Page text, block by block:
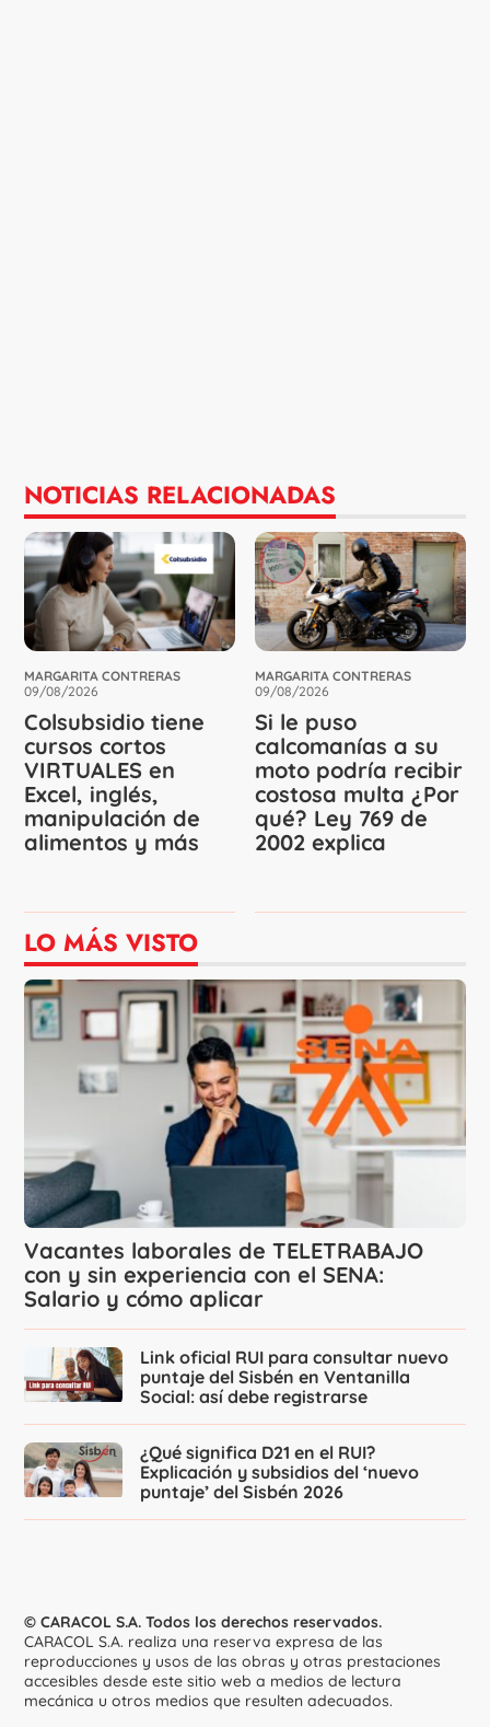
NOTICIAS RELACIONADAS
MARGARITA CONTRERAS
09/08/2026
Colsubsidio tiene
cursos cortos
VIRTUALES en
Excel, inglés,
manipulación de
alimentos y más
MARGARITA CONTRERAS
09/08/2026
Si le puso
calcomanías a su
moto podría recibir
costosa multa ¿Por
qué? Ley 769 de
2002 explica
LO MÁS VISTO
Vacantes laborales de TELETRABAJO
con y sin experiencia con el SENA:
Salario y cómo aplicar
Link oficial RUI para consultar nuevo
puntaje del Sisbén en Ventanilla
Social: así debe registrarse
¿Qué significa D21 en el RUI?
Explicación y subsidios del ‘nuevo
puntaje’ del Sisbén 2026
© CARACOL S.A. Todos los derechos reservados.
CARACOL S.A. realiza una reserva expresa de las
reproducciones y usos de las obras y otras prestaciones
accesibles desde este sitio web a medios de lectura
mecánica u otros medios que resulten adecuados.